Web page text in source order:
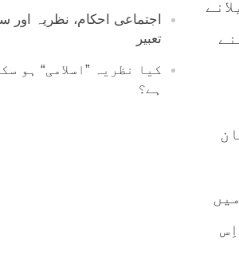
اجتماعی احکام، نظریہ اور
تعبیر
کیا نظریہ ”اسلامی“ ہو
ہے؟
میں